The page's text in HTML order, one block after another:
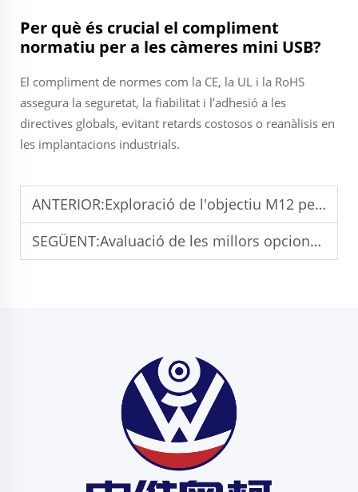
Per què és crucial el compliment
normatiu per a les càmeres mini USB?
El compliment de normes com la CE, la UL i la RoHS
assegura la seguretat, la fiabilitat i l’adhesió a les
directives globals, evitant retards costosos o reanàlisis en
les implantacions industrials.
ANTERIOR:Exploració de l'objectiu M12 per a la eficiència del mòdul de càmera
SEGÜENT:Avaluació de les millors opcions de mòdul de càmera Mini USB